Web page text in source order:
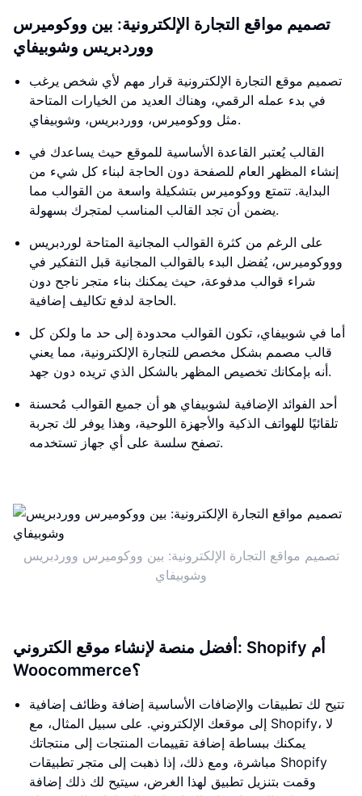
تصميم مواقع التجارة الإلكترونية: بين ووكوميرس
ووردبريس وشوبيفاي
تصميم موقع التجارة الإلكترونية قرار مهم لأي شخص يرغب
في بدء عمله الرقمي، وهناك العديد من الخيارات المتاحة
مثل ووكوميرس، ووردبريس، وشوبيفاي.
القالب يُعتبر القاعدة الأساسية للموقع حيث يساعدك في
إنشاء المظهر العام للصفحة دون الحاجة لبناء كل شيء من
البداية. تتمتع ووكوميرس بتشكيلة واسعة من القوالب مما
يضمن أن تجد القالب المناسب لمتجرك بسهولة.
على الرغم من كثرة القوالب المجانية المتاحة لوردبريس
وووكوميرس، يُفضل البدء بالقوالب المجانية قبل التفكير في
شراء قوالب مدفوعة، حيث يمكنك بناء متجر ناجح دون
الحاجة لدفع تكاليف إضافية.
أما في شوبيفاي، تكون القوالب محدودة إلى حد ما ولكن كل
قالب مصمم بشكل مخصص للتجارة الإلكترونية، مما يعني
أنه بإمكانك تخصيص المظهر بالشكل الذي تريده دون جهد.
أحد الفوائد الإضافية لشوبيفاي هو أن جميع القوالب مُحسنة
تلقائيًا للهواتف الذكية والأجهزة اللوحية، وهذا يوفر لك تجربة
تصفح سلسة على أي جهاز تستخدمه.
تصميم مواقع التجارة الإلكترونية: بين ووكوميرس ووردبريس
وشوبيفاي
أفضل منصة لإنشاء موقع الكتروني: Shopify أم
Woocommerce؟
تتيح لك تطبيقات والإضافات الأساسية إضافة وظائف إضافية
إلى موقعك الإلكتروني. على سبيل المثال، مع Shopify، لا
يمكنك ببساطة إضافة تقييمات المنتجات إلى منتجاتك
مباشرة، ومع ذلك، إذا ذهبت إلى متجر تطبيقات Shopify
وقمت بتنزيل تطبيق لهذا الغرض، سيتيح لك ذلك إضافة